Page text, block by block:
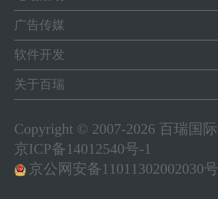
广告传媒
软件开发
关于百瑞
Copyright © 2007-2026 百瑞国
京ICP备14012540号-1
京公网安备11011302002030